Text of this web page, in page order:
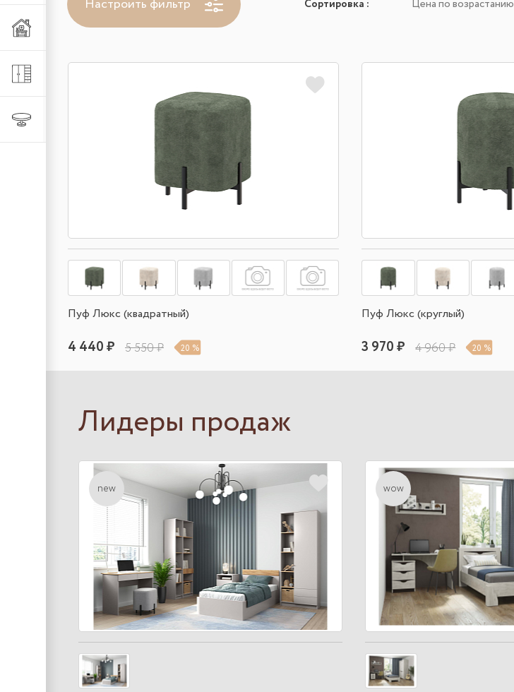
Мебель из металла
Настроить фильтр Сортировка : Цена по возрастанию
Пуф Люкс (квадратный)
4 440 ₽ 5 550 ₽ 20 %
Пуф Люкс (круглый)
3 970 ₽ 4 960 ₽ 20 %
Лидеры продаж
new wow